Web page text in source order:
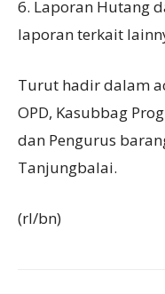
6. Laporan Hutang
laporan terkait
Turut hadir dalam
OPD, Kasubbag
dan Pengurus
Tanjungbalai.
(rl/bn)